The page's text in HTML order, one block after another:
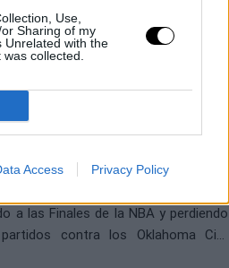
Use,
Sharing of my
Unrelated with the
collected.
Access Privacy Policy
que tienen por delante
Pacers con la
de Tyrese Haliburton
- 13 Oct 2025
a las Finales de la NBA y perdiendo
contra los Oklahoma City